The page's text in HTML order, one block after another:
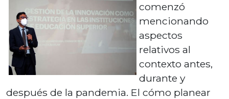
comenzó
mencionando
aspectos
relativos al
contexto antes,
durante y
después de la pandemia. El cómo planear